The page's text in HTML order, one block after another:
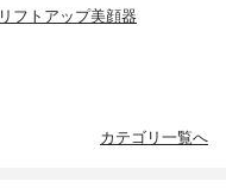
リフトアップ美顔器
カテゴリ一覧へ